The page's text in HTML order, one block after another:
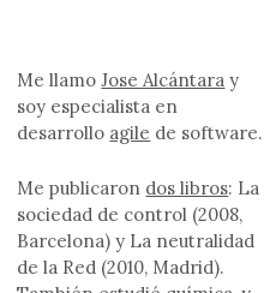
Me llamoJose Alcántara y
soy especialista en
desarrollo agile de software.
Me publicaron dos libros: La
sociedad de control (2008,
Barcelona) y La neutralidad
de la Red (2010, Madrid).